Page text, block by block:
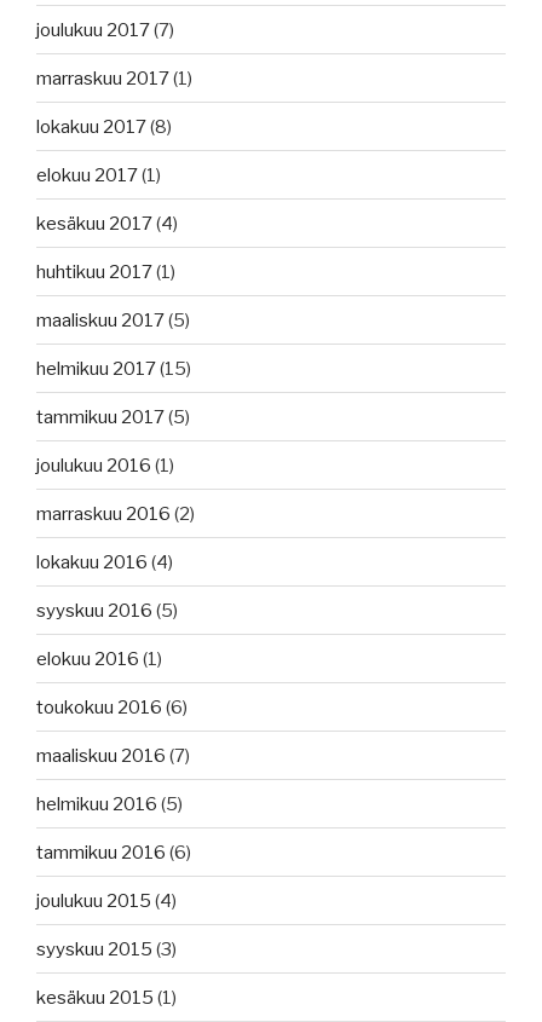
joulukuu 2017(7)
marraskuu 2017(1)
lokakuu 2017(8)
elokuu 2017(1)
kesäkuu 2017(4)
huhtikuu 2017(1)
maaliskuu 2017(5)
helmikuu 2017(15)
tammikuu 2017(5)
joulukuu 2016 (1)
marraskuu 2016 (2)
lokakuu 2016 (4)
syyskuu 2016 (5)
elokuu 2016 (1)
toukokuu 2016 (6)
maaliskuu 2016 (7)
helmikuu 2016 (5)
tammikuu 2016 (6)
joulukuu 2015 (4)
syyskuu 2015 (3)
kesäkuu 2015 (1)